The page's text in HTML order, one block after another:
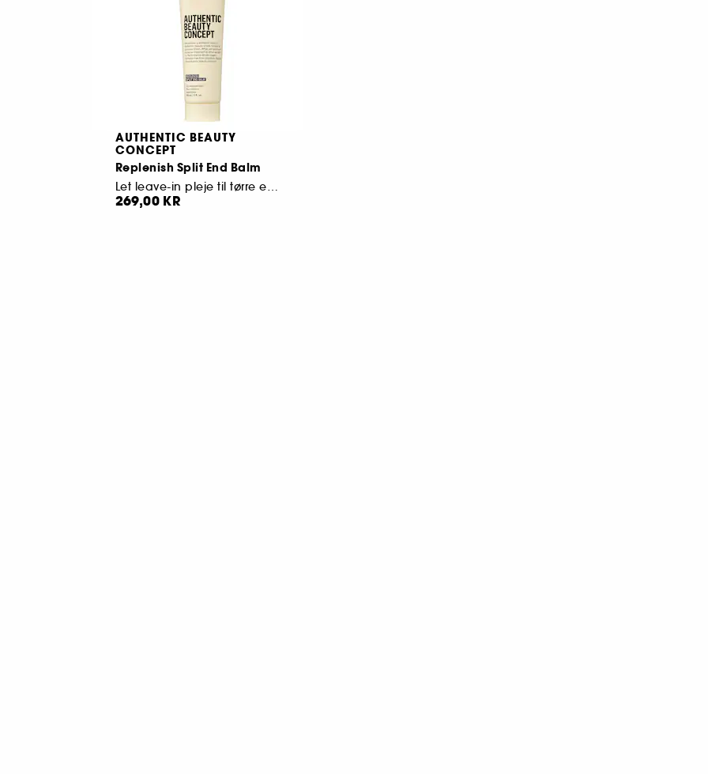
AUTHENTIC BEAUTY
CONCEPT
Replenish Split End Balm
Let leave-in pleje til tørre eller spaltede spidser
269,00 KR